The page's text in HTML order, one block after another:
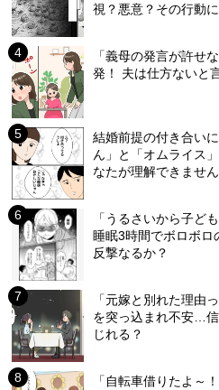
視？悪意？その行動
「義母の発言が許せ
発！ 夫は仕方ないと
結婚前提の付き合い
ん」と「オムライス
なたが理解できません
「うるさいから子ど
睡眠3時間でボロボ
反撃なるか？
「元嫁と別れた理由
を突っ込まれ不安…
じれる？
「自転車借りたよ～